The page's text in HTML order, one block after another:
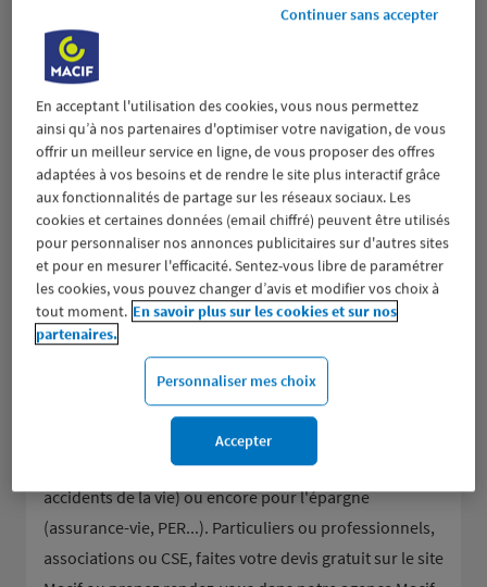
Groupe d’assurance aux valeurs mutualistes, la Macif
donne la parole à ses sociétaires et les accompagne
dans tous leurs besoins en assurance de dommages
(assurance auto et moto, assurance habitation et
scolaire, responsabilité civile...), pour la mutuelle et la
prévoyance (assurance décès, obsèques, dépendance,
accidents de la vie) ou encore pour l'épargne
(assurance-vie, PER...). Particuliers ou professionnels,
associations ou CSE, faites votre devis gratuit sur le site
En acceptant l'utilisation des cookies, vous nous permettez
ainsi qu’à nos partenaires d'optimiser votre navigation, de vous
offrir un meilleur service en ligne, de vous proposer des offres
adaptées à vos besoins et de rendre le site plus interactif grâce
aux fonctionnalités de partage sur les réseaux sociaux. Les
cookies et certaines données (email chiffré) peuvent être utilisés
pour personnaliser nos annonces publicitaires sur d'autres sites
et pour en mesurer l'efficacité. Sentez-vous libre de paramétrer
les cookies, vous pouvez changer d’avis et modifier vos choix à
tout moment. En savoir plus sur les cookies et sur nos
partenaires.
Personnaliser mes choix
Continuer sans accepter
Accepter